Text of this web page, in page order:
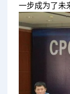
一步成为了未